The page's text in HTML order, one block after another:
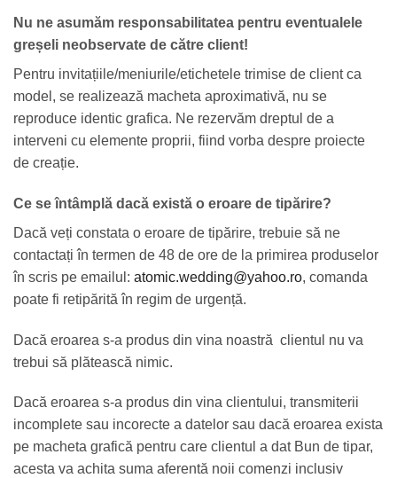
Nu ne asumăm responsabilitatea pentru eventualele
greșeli neobservate de către client!
Pentru invitațiile/meniurile/etichetele trimise de client ca
model, se realizează macheta aproximativă, nu se
reproduce identic grafica. Ne rezervăm dreptul de a
interveni cu elemente proprii, fiind vorba despre proiecte
de creație.
Ce se întâmplă dacă există o eroare de tipărire?
Dacă veți constata o eroare de tipărire, trebuie să ne
contactați în termen de 48 de ore de la primirea produselor
în scris pe emailul: atomic.wedding@yahoo.ro, comanda
poate fi retipărită în regim de urgență.
Dacă eroarea s-a produs din vina noastră clientul nu va
trebui să plătească nimic.
Dacă eroarea s-a produs din vina clientului, transmiterii
incomplete sau incorecte a datelor sau dacă eroarea exista
pe macheta grafică pentru care clientul a dat Bun de tipar,
acesta va achita suma aferentă noii comenzi inclusiv